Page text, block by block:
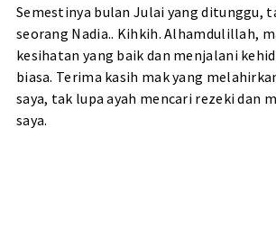
Semestinya bulan Julai yang ditunggu,
seorang Nadia.. Kihkih. Alhamdulillah,
kesihatan yang baik dan menjalani
biasa. Terima kasih mak yang
saya, tak lupa ayah mencari rezeki dan
saya.